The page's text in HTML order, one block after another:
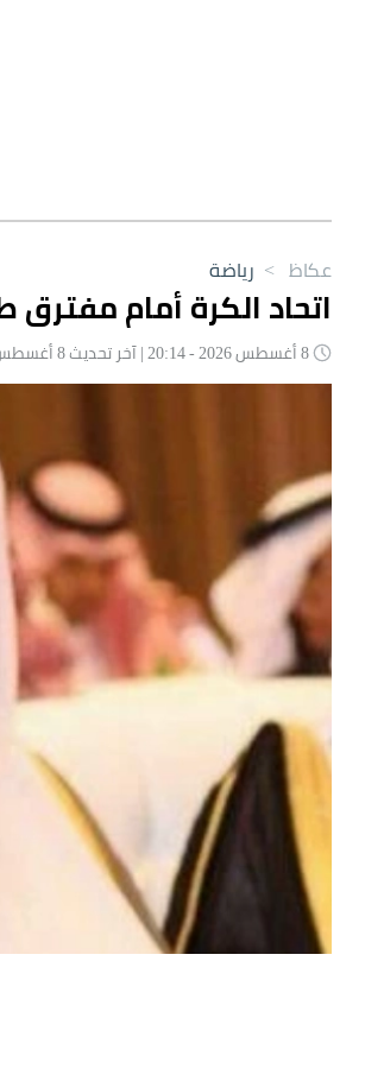
عكاظ > رياضة
اتحاد الكرة أمام مفترق